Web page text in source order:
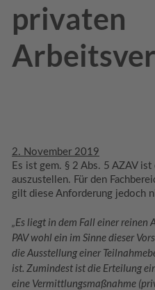
privaten
2. November 2019
Es ist gem. § 2 Abs. 5 AZAV
auszustellen. Für den
gilt diese Anforderung jedoch
„Es liegt in dem Fall einer
PAV wohl ein im Sinne dieser
die Ausstellung einer
ist. Zumindest ist die Erteilung
eine Vermittlungsmaßnahme